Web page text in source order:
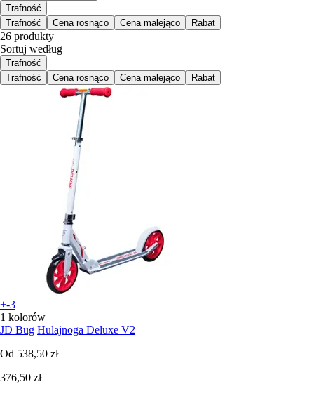
Trafność
Trafność
Cena rosnąco Cena malejąco Rabat
26 produkty
Sortuj według
Trafność
Trafność
Cena rosnąco Cena malejąco Rabat
+-3
1 kolorów
JD Bug Hulajnoga Deluxe V2
Od 538,50 zł
376,50 zł